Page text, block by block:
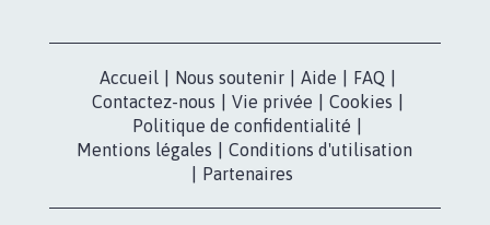
Accueil Nous soutenir Aide FAQ
Contactez-nous
Vie privée Cookies
Politique de confidentialité
Mentions légales
Conditions d'utilisation
Partenaires